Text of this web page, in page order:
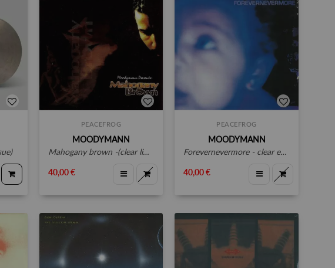
PEACEFROG
MOODYMANN
mahogany brown -(clear limited vinyl )
40,00 €
PEACEFROG
MOODYMANN
forevernevermore - clear edition
40,00 €